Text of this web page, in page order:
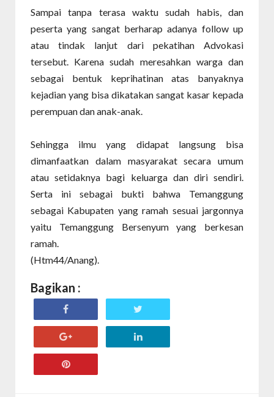
Sampai tanpa terasa waktu sudah habis, dan
peserta yang sangat berharap adanya follow up
atau tindak lanjut dari pekatihan Advokasi
tersebut. Karena sudah meresahkan warga dan
sebagai bentuk keprihatinan atas banyaknya
kejadian yang bisa dikatakan sangat kasar kepada
perempuan dan anak-anak.
Sehingga ilmu yang didapat langsung bisa
dimanfaatkan dalam masyarakat secara umum
atau setidaknya bagi keluarga dan diri sendiri.
Serta ini sebagai bukti bahwa Temanggung
sebagai Kabupaten yang ramah sesuai jargonnya
yaitu Temanggung Bersenyum yang berkesan
ramah.
(Htm44/Anang).
Bagikan :